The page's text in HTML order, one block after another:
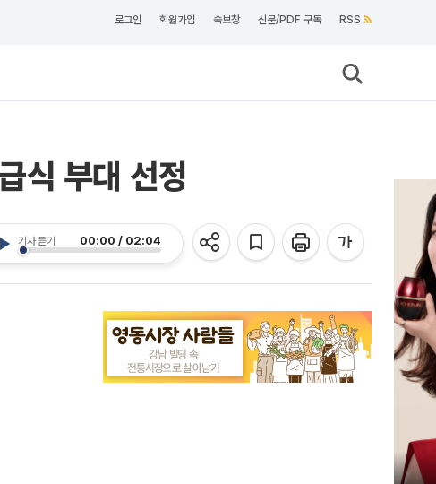
로그인 회원가입 속보창 신문/PDF 구독 RSS
식 부대 선정
기사 듣기 00:00 / 02:04